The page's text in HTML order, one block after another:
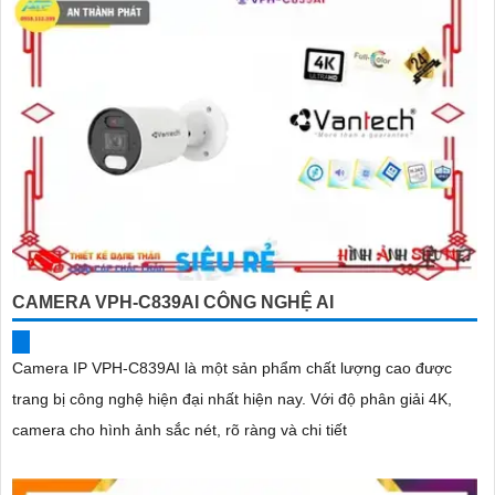
CAMERA VPH-C839AI CÔNG NGHỆ AI
Camera IP VPH-C839AI là một sản phẩm chất lượng cao được
trang bị công nghệ hiện đại nhất hiện nay. Với độ phân giải 4K,
camera cho hình ảnh sắc nét, rõ ràng và chi tiết